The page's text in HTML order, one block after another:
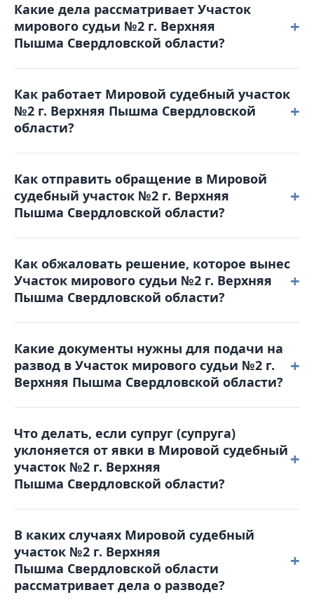
Какие дела рассматривает Участок
мирового судьи №2 г. Верхняя
Пышма Свердловской области?
+
дела небольшой тяжести, гражданские споры с
ценой иска до 50 000 рублей, дела о расторжении
брака без спора о детях, административные
правонарушения, а также вопросы выдачи
судебных приказов.
Как работает Мировой судебный участок
№2 г. Верхняя Пышма Свердловской
области?
+
00 пятница: с 9-00 до 17-00. Обеденный перерыв с
13-00 до 13-48. Выходные дни: суббота,
воскресенье и праздничные дни. График приема
граждан: понедельник - четверг: с 9-00 до 18-00
пятница: с 9-00 до 17-00.
Как отправить обращение в Мировой
судебный участок №2 г. Верхняя
Пышма Свердловской области?
+
для получения справочной информации или
отправить письмо на электронную почту:
2vp@dms66.ru или воспользоваться порталом
Online-Sud.ru.
Как обжаловать решение, которое вынес
Участок мирового судьи №2 г. Верхняя
Пышма Свердловской области?
+
апелляционную жалобу в Верхнепышминский
городской суд в течение месяца с момента
вынесения решения. Жалоба подается в Мировой
судебный участок №2 г. Верхняя
Пышма Свердловской области, который и
рассматривал дело.
Какие документы нужны для подачи на
развод в Участок мирового судьи №2 г.
Верхняя Пышма Свердловской области?
+
свидетельство о браке, квитанция об оплате
госпошлины, свидетельства о рождении детей
(если они есть), а также соглашение о детях (при
наличии несовершеннолетних детей).
Что делать, если супруг (супруга)
уклоняется от явки в Мировой судебный
участок №2 г. Верхняя
Пышма Свердловской области?
+
отсутствие уклоняющейся стороны. Однако
рекомендуется заранее уведомить суд о причинах
неявки и предоставить соответствующие
доказательства (например, больничный лист).
В каких случаях Мировой судебный
участок №2 г. Верхняя
Пышма Свердловской области
рассматривает дела о разводе?
+